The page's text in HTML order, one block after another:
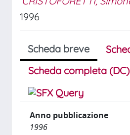
1996
Scheda breve
Scheda completa (DC)
Anno pubblicazione
1996